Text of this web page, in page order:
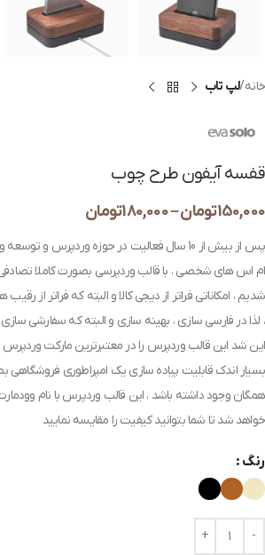
خانه لپ تاب
قفسه آیفون طرح چوب
150,000تومان–
180,000تومان
پس از بیش از 10 سال فعالیت در حوزه وردپرس
ام اس های شخصی ، با قالب وردپرسی بصورت کاملا
شدیم ، امکاناتی فراتر از دیجی کالا و البته که فراتر از
، لذا در فارسی سازی ، بهینه سازی و البته که سفارشی
این شد این قالب وردپرس را در معتبرترین مارکت وردپرس
بسیار اندک قابلیت پیاده سازی یک امپراطوری فروشگاهی
همگان وجود داشته باشد ، این قالب وردپرس با نام
خواهد شد تا شما بتوانید کیفیت را مقایسه نمایید
رنگ